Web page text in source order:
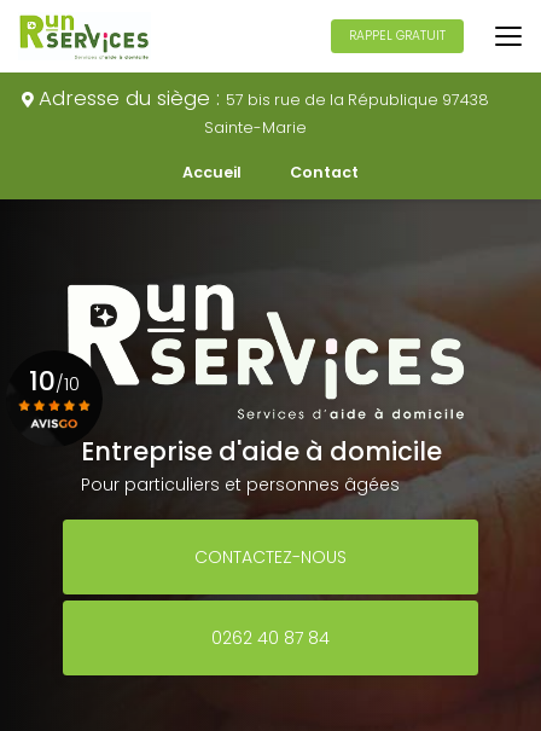
Aller
au
principal
Adresse du siège : 57 bis rue de la République 97438
Sainte-Marie
Accueil Contact
RAPPEL GRATUIT
Entreprise d'aide à domicile
Pour particuliers et personnes âgées
CONTACTEZ-NOUS
0262 40 87 84
10/10
Voir le certificat